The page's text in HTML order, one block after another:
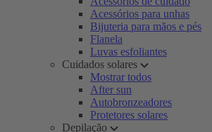
Acessórios para unhas
Bijuteria para mãos e pés
Flanela
Luvas esfoliantes
Cuidados solares
Mostrar todos
After sun
Autobronzeadores
Protetores solares
Depilação